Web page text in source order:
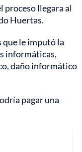
proceso llegara al
Huertas.
que le imputó la
informáticas,
daño informático
pagar una